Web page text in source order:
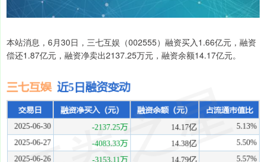
本站消息，6月30日，三七互娱（002555）融资买入1.66亿元，融资
偿还1.87亿元，融资净卖出2137.25万元，融资余额14.17亿元。